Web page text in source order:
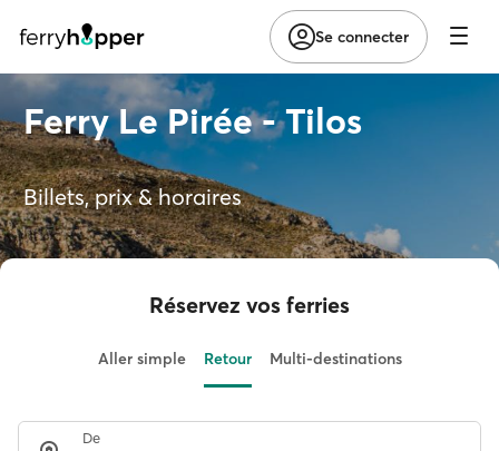
Se connecter
Ferry Le Pirée - Tilos
Billets, prix & horaires
Réservez vos ferries
Aller simple Retour Multi-destinations
De